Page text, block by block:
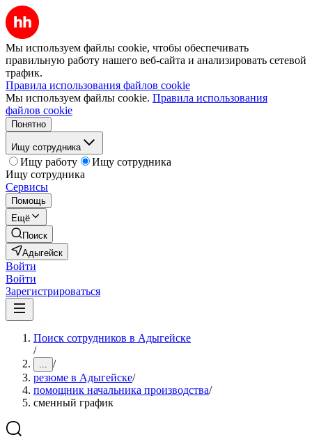
Мы используем файлы cookie, чтобы обеспечивать
правильную работу нашего веб-сайта и анализировать сетевой
трафик.
Правила использования файлов cookie
Мы используем файлы cookie. Правила использования
файлов cookie
Понятно
Ищу сотрудника
Ищу работу
Ищу сотрудника
Ищу сотрудника
Сервисы
Помощь
Ещё
Поиск
Адыгейск
Войти
Войти
Зарегистрироваться
Поиск сотрудников в Адыгейске
/
... /
резюме в Адыгейске/
помощник начальника производства/
сменный график